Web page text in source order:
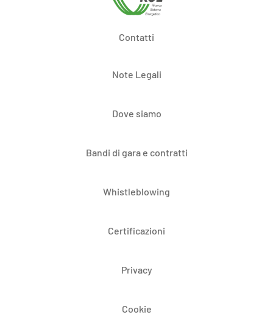
Contatti
Note Legali
Dove siamo
Bandi di gara e contratti
Whistleblowing
Certificazioni
Privacy
Cookie